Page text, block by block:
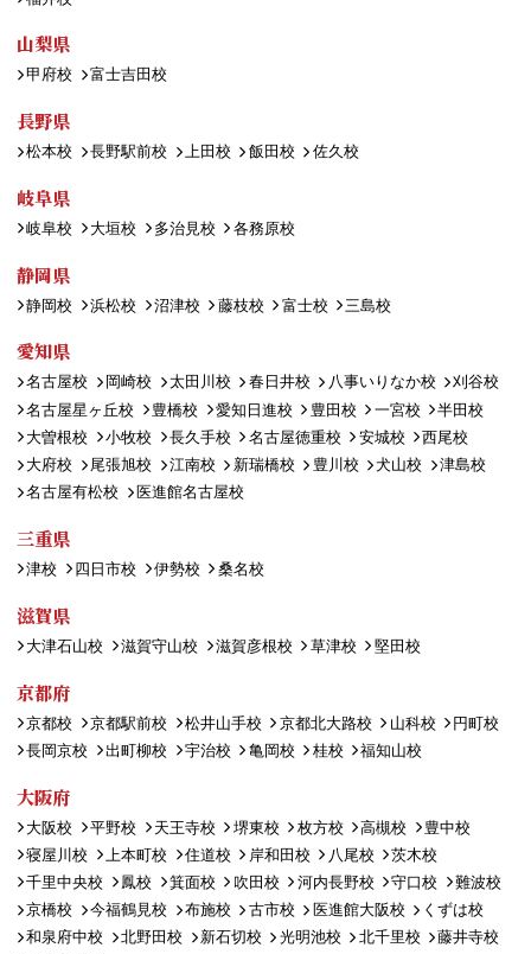
山梨県
甲府校 富士吉田校
長野県
松本校 長野駅前校 上田校 飯田校 佐久校
岐阜県
岐阜校 大垣校 多治見校 各務原校
静岡県
静岡校 浜松校 沼津校 藤枝校 富士校 三島校
愛知県
名古屋校 岡崎校 太田川校 春日井校 八事いりなか校
刈谷校
名古屋星ヶ丘校
豊橋校 愛知日進校 豊田校 一宮校
半田校
大曽根校
小牧校 長久手校 名古屋徳重校 安城校
西尾校
大府校
尾張旭校 江南校 新瑞橋校 豊川校 犬山校
津島校
名古屋有松校
医進館名古屋校
三重県
津校 四日市校 伊勢校 桑名校
滋賀県
大津石山校 滋賀守山校 滋賀彦根校 草津校 堅田校
京都府
京都校 京都駅前校 松井山手校 京都北大路校 山科校
円町校
長岡京校
出町柳校 宇治校 亀岡校 桂校 福知山校
大阪府
大阪校 平野校 天王寺校 堺東校 枚方校 高槻校
豊中校
寝屋川校
上本町校 住道校 岸和田校 八尾校
茨木校
千里中央校
鳳校 箕面校 吹田校 河内長野校 守口校
難波校
京橋校
今福鶴見校 布施校 古市校 医進館大阪校
くずは校
和泉府中校
北野田校 新石切校 光明池校 北千里校
藤井寺校